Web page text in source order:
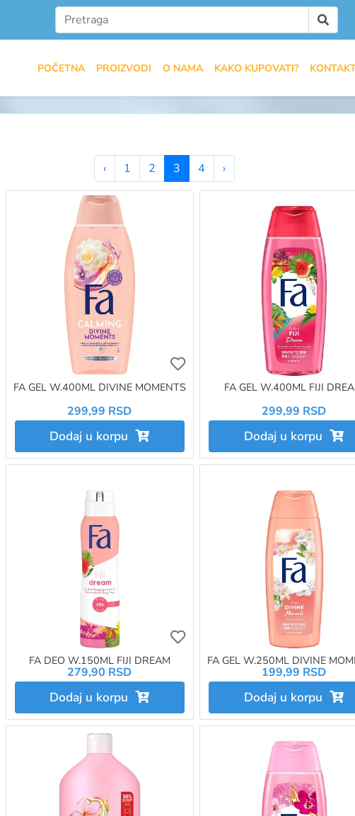
POČETNA PROIZVODI O NAMA KAKO KUPOVATI?
‹ 1 2 3 4 ›
Ukoliko želite da dodate proizvod u omiljene morate da budete
Ukoliko želite da dodate
FA GEL W.400ML DIVINE MOMENTS
299,99 RSD
Dodaj u korpu
FA GEL W.400ML FIJI
299,99 RSD
Dodaj u korpu
Ukoliko želite da dodate proizvod u omiljene morate da budete
Ukoliko želite da dodate
FA DEO W.150ML FIJI DREAM
279,90 RSD
Dodaj u korpu
FA GEL W.250ML DIVINE
199,99 RSD
Dodaj u korpu